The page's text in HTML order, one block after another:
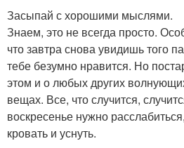
Засыпай с хорошими мыслями.
Знаем, это не всегда просто.
что завтра снова увидишь того
тебе безумно нравится. Но
этом и о любых других
вещах. Все, что случится,
воскресенье нужно
кровать и уснуть.